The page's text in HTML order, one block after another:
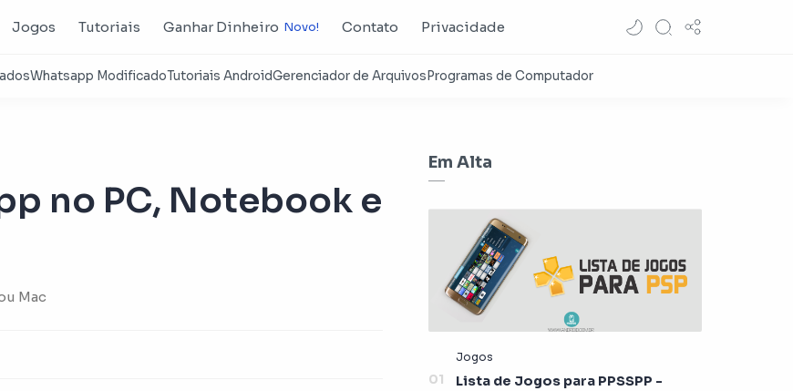
Jogos Tutoriais Ganhar Dinheiro Contato Privacidade
no PC, Notebook e
Mac
Em Alta
Lista de Jogos para PPSSPP -